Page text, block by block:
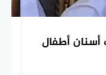
أسنان أطفال